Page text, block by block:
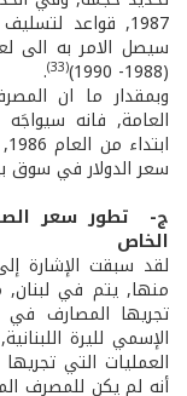
1987, قواعد لتسليف الدولة, ويلتزم بها حتى نهاية الحرب
سيصل الامر به الى
(1988­- 1990)
(33)
.
وبمقدار ما ان
العامة, فانه
سعر الدولار في سوق
ج- ­ تطور سعر
الخاص
لقد سبقت الإشارة
منها, يتم في لبنان,
تجريها المصارف في
الإسمي لليرة
العمليات التي
أنه لم يكن للمصرف